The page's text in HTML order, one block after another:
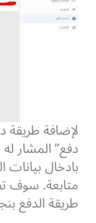
لإضافة
دفع” المشار
بادخال
متابعة. سوف
طريقة الدفع